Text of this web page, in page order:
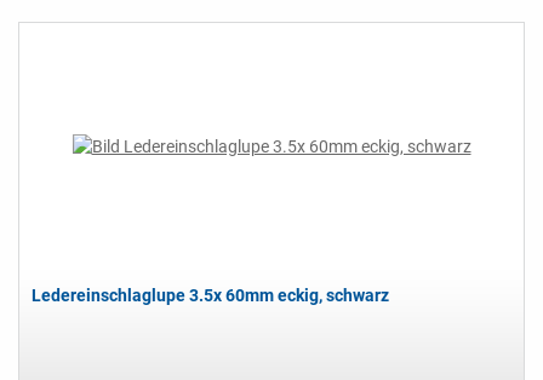
Ledereinschlaglupe 3.5x 60mm eckig, schwarz